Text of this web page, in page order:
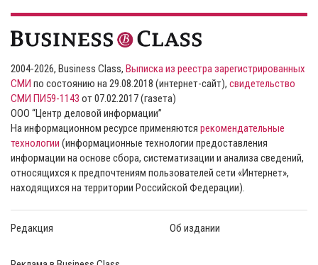
2004-2026, Business Class, Выписка из реестра зарегистрированных
СМИ по состоянию на 29.08.2018 (интернет-сайт), свидетельство
СМИ ПИ59-1143 от 07.02.2017 (газета)
ООО “Центр деловой информации”
На информационном ресурсе применяются рекомендательные
технологии (информационные технологии предоставления
информации на основе сбора, систематизации и анализа сведений,
относящихся к предпочтениям пользователей сети «Интернет»,
находящихся на территории Российской Федерации).
Редакция Об издании